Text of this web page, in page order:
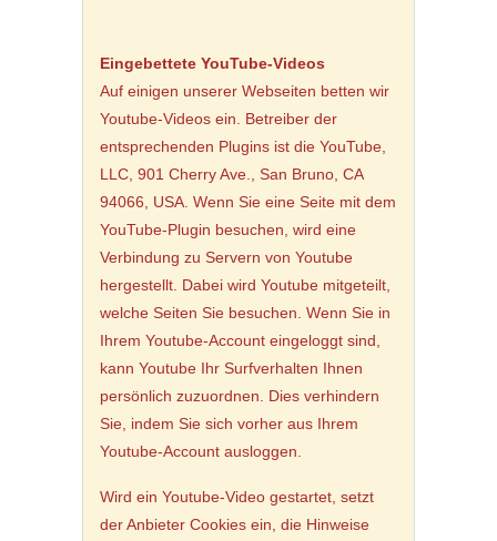
Eingebettete YouTube-Videos
Auf einigen unserer Webseiten betten wir
Youtube-Videos ein. Betreiber der
entsprechenden Plugins ist die YouTube,
LLC, 901 Cherry Ave., San Bruno, CA
94066, USA. Wenn Sie eine Seite mit dem
YouTube-Plugin besuchen, wird eine
Verbindung zu Servern von Youtube
hergestellt. Dabei wird Youtube mitgeteilt,
welche Seiten Sie besuchen. Wenn Sie in
Ihrem Youtube-Account eingeloggt sind,
kann Youtube Ihr Surfverhalten Ihnen
persönlich zuzuordnen. Dies verhindern
Sie, indem Sie sich vorher aus Ihrem
Youtube-Account ausloggen.
Wird ein Youtube-Video gestartet, setzt
der Anbieter Cookies ein, die Hinweise